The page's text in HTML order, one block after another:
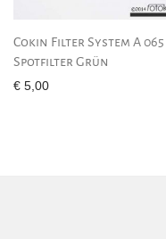
Cokin Filter System A 065
Spotfilter Grün
€ 5,00